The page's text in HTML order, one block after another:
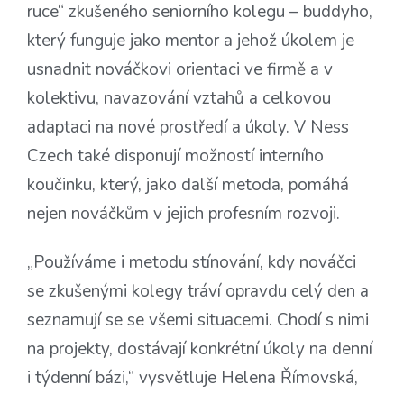
ruce“ zkušeného seniorního kolegu – buddyho,
který funguje jako mentor a jehož úkolem je
usnadnit nováčkovi orientaci ve firmě a v
kolektivu, navazování vztahů a celkovou
adaptaci na nové prostředí a úkoly. V Ness
Czech také disponují možností interního
koučinku, který, jako další metoda, pomáhá
nejen nováčkům v jejich profesním rozvoji.
„Používáme i metodu stínování, kdy nováčci
se zkušenými kolegy tráví opravdu celý den a
seznamují se se všemi situacemi. Chodí s nimi
na projekty, dostávají konkrétní úkoly na denní
i týdenní bázi,“ vysvětluje Helena Římovská,